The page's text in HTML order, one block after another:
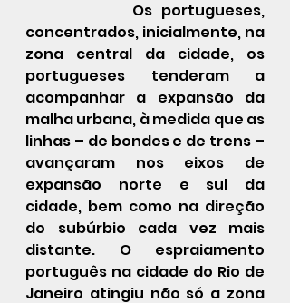
concentrados, inicialmente, na
zona central da cidade, os
portugueses tenderam a
acompanhar a expansão da
malha urbana, à medida que as
linhas – de bondes e de trens –
avançaram nos eixos de
expansão norte e sul da
cidade, bem como na direção
do subúrbio cada vez mais
distante. O espraiamento
português na cidade do Rio de
Janeiro atingiu não só a zona